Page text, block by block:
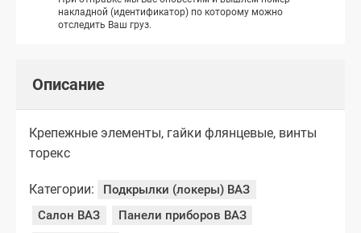
накладной (идентификатор) по которому можно
отследить Ваш груз.
Описание
Крепежные элементы, гайки флянцевые, винты
торекс
Категории:
Подкрылки (локеры) ВАЗ
Салон ВАЗ
Панели приборов ВАЗ